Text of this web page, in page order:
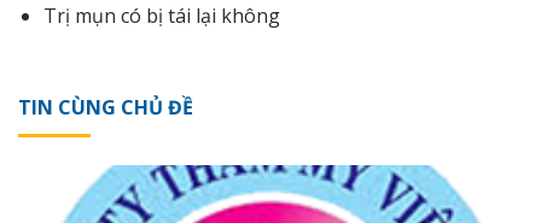
Trị mụn có bị tái lại không
TIN CÙNG CHỦ ĐỀ